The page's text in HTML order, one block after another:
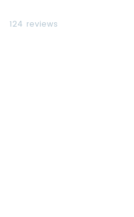
124 reviews